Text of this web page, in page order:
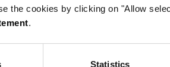
the cookies by clicking on "Allow
.
Statistics